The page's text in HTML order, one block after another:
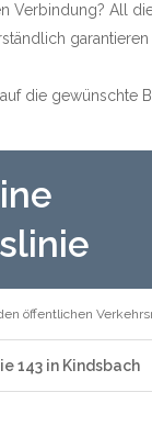
Verbindung? All
die gewünschte
öffentlichen
143 in Kindsbach